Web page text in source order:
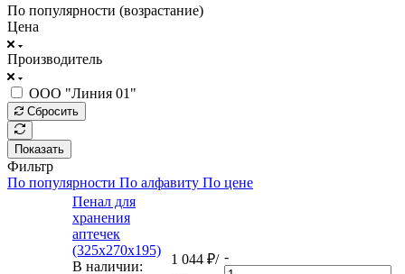
По популярности (возрастание)
Цена
Производитель
ООО "Линия 01"
Сбросить
Показать
Фильтр
По популярности По алфавиту По цене
Пенал для
хранения
аптечек
(325х270х195)
В наличии:
1 044 ₽/ -